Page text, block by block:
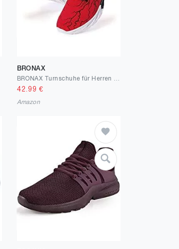
BRONAX
42.99 €
Amazon